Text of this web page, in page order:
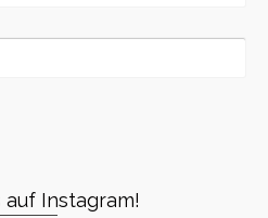
auf Instagram!